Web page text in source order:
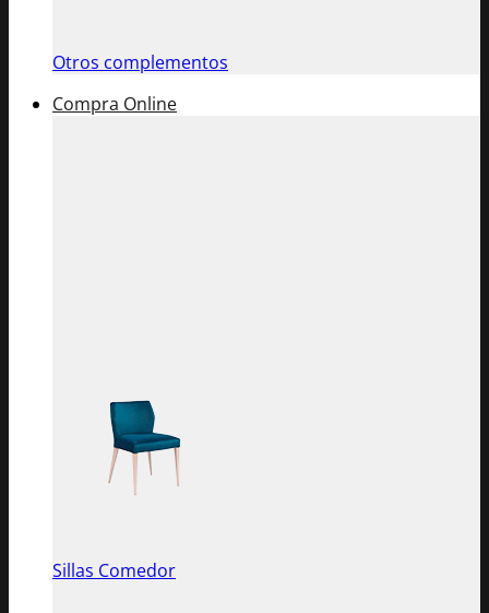
Otros complementos
Compra Online
Sillas Comedor